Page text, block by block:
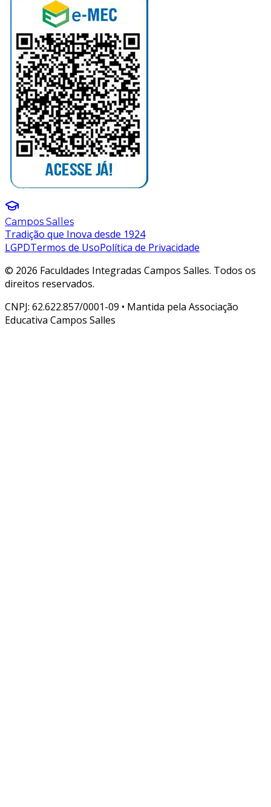
Campos Salles
Tradição que Inova desde 1924
LGPDTermos de UsoPolítica de Privacidade
© 2026 Faculdades Integradas Campos Salles. Todos os
direitos reservados.
CNPJ: 62.622.857/0001-09 • Mantida pela Associação
Educativa Campos Salles